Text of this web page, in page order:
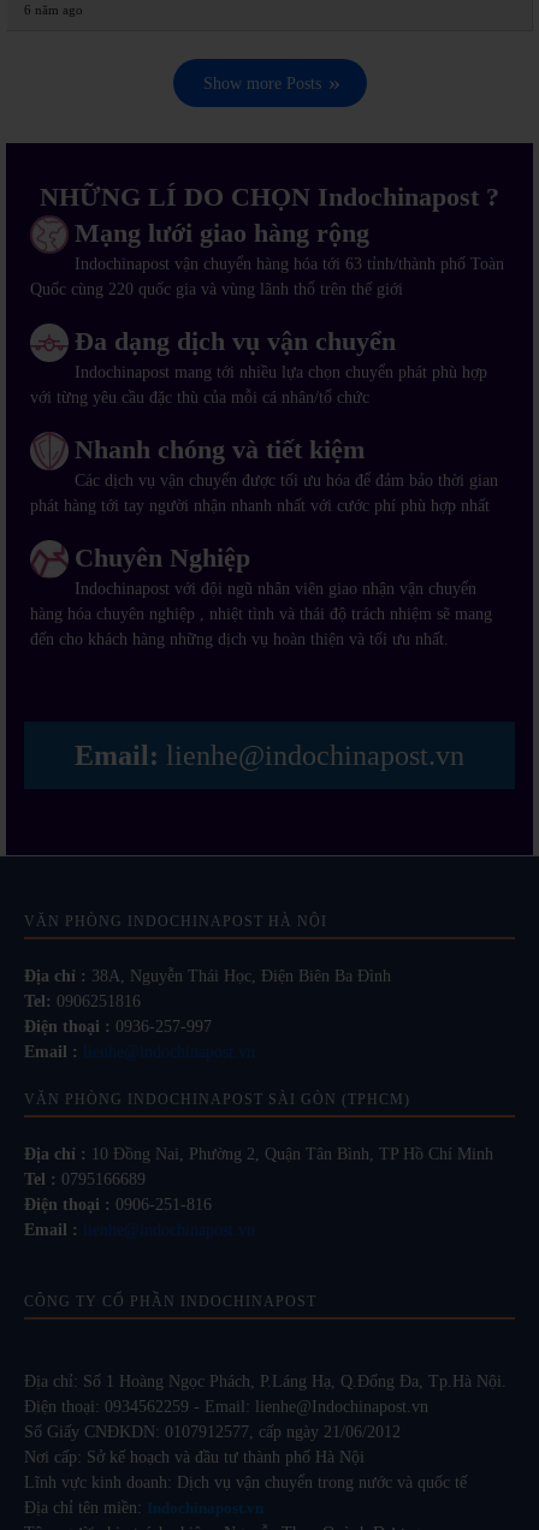
6 năm ago
Show more Posts
NHỮNG LÍ DO CHỌN Indochinapost ?
Mạng lưới giao hàng rộng
Indochinapost vận chuyển hàng hóa tới 63 tỉnh/thành phố Toàn
Quốc cùng 220 quốc gia và vùng lãnh thổ trên thế giới
Đa dạng dịch vụ vận chuyển
Indochinapost mang tới nhiều lựa chọn chuyển phát phù hợp
với từng yêu cầu đặc thù của mỗi cá nhân/tổ chức
Nhanh chóng và tiết kiệm
Các dịch vụ vận chuyển được tối ưu hóa để đảm bảo thời gian
phát hàng tới tay người nhận nhanh nhất với cước phí phù hợp nhất
Chuyên Nghiệp
Indochinapost với đội ngũ nhân viên giao nhận vận chuyển
hàng hóa chuyên nghiệp , nhiệt tình và thái độ trách nhiệm sẽ mang
đến cho khách hàng những dịch vụ hoàn thiện và tối ưu nhất.
Email: lienhe@indochinapost.vn
VĂN PHÒNG INDOCHINAPOST HÀ NỘI
Địa chỉ : 38A, Nguyễn Thái Học, Điện Biên Ba Đình
Tel: 0906251816
Điện thoại : 0936-257-997
Email :
lienhe@indochinapost.vn
VĂN PHÒNG INDOCHINAPOST SÀI GÒN (TPHCM)
Địa chỉ : 10 Đồng Nai, Phường 2, Quận Tân Bình, TP Hồ Chí Minh
Tel : 0795166689
Điện thoại : 0906-251-816
Email :
lienhe@indochinapost.vn
CÔNG TY CỔ PHẦN INDOCHINAPOST
Địa chỉ: Số 1 Hoàng Ngọc Phách, P.Láng Hạ, Q.Đống Đa, Tp.Hà Nội.
Điện thoại: 0934562259 - Email: lienhe@Indochinapost.vn
Số Giấy CNĐKDN: 0107912577, cấp ngày 21/06/2012
Nơi cấp: Sở kế hoạch và đầu tư thành phố Hà Nội
Lĩnh vực kinh doanh: Dịch vụ vận chuyển trong nước và quốc tế
Địa chỉ tên miền: Indochinapost.vn